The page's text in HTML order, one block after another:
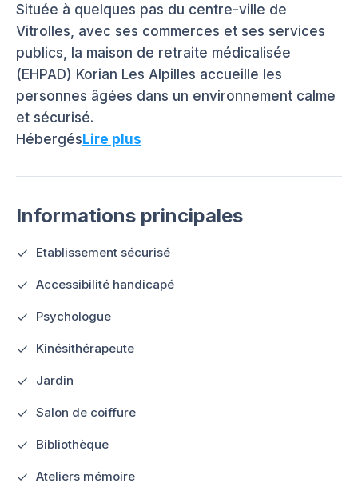
Située à quelques pas du centre-ville de
Vitrolles, avec ses commerces et ses services
publics, la maison de retraite médicalisée
(EHPAD) Korian Les Alpilles accueille les
personnes âgées dans un environnement calme
et sécurisé.
HébergésLire plus
Informations principales
Etablissement sécurisé
Accessibilité handicapé
Psychologue
Kinésithérapeute
Jardin
Salon de coiffure
Bibliothèque
Ateliers mémoire